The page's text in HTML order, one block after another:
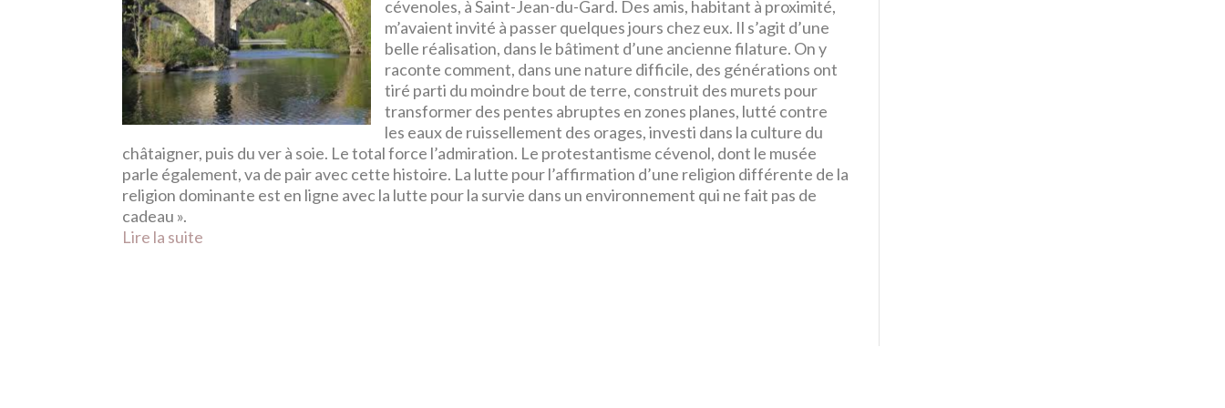
cévenoles, à Saint-Jean-du-Gard. Des amis, habitant à proximité,
m’avaient invité à passer quelques jours chez eux. Il s’agit d’une
belle réalisation, dans le bâtiment d’une ancienne filature. On y
raconte comment, dans une nature difficile, des générations ont
tiré parti du moindre bout de terre, construit des murets pour
transformer des pentes abruptes en zones planes, lutté contre
les eaux de ruissellement des orages, investi dans la culture du
châtaigner, puis du ver à soie. Le total force l’admiration. Le protestantisme cévenol, dont le musée
parle également, va de pair avec cette histoire. La lutte pour l’affirmation d’une religion différente de la
religion dominante est en ligne avec la lutte pour la survie dans un environnement qui ne fait pas de
cadeau ».
Lire la suite